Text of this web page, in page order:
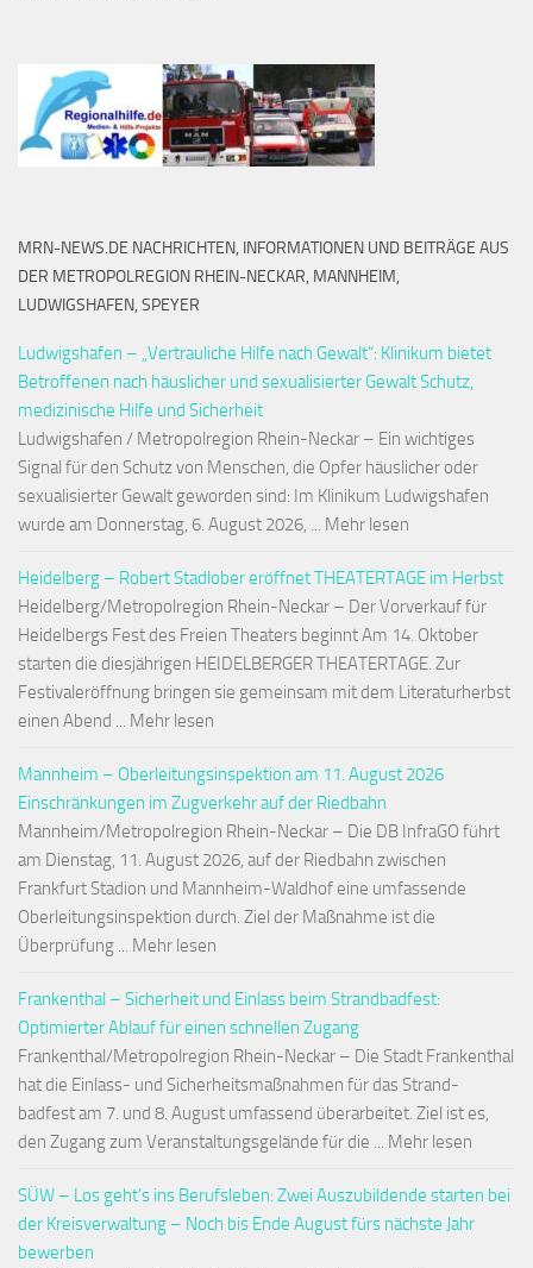
MRN-NEWS.DE NACHRICHTEN, INFORMATIONEN UND BEITRÄGE AUS
DER METROPOLREGION RHEIN-NECKAR, MANNHEIM,
LUDWIGSHAFEN, SPEYER
Ludwigshafen – „Vertrauliche Hilfe nach Gewalt“: Klinikum bietet
Betroffenen nach häuslicher und sexualisierter Gewalt Schutz,
medizinische Hilfe und Sicherheit
Ludwigshafen / Metropolregion Rhein-Neckar – Ein wichtiges
Signal für den Schutz von Menschen, die Opfer häuslicher oder
sexualisierter Gewalt geworden sind: Im Klinikum Ludwigshafen
wurde am Donnerstag, 6. August 2026, ... Mehr lesen
Heidelberg – Robert Stadlober eröffnet THEATERTAGE im Herbst
Heidelberg/Metropolregion Rhein-Neckar – Der Vorverkauf für
Heidelbergs Fest des Freien Theaters beginnt Am 14. Oktober
starten die diesjährigen HEIDELBERGER THEATERTAGE. Zur
Festivaleröffnung bringen sie gemeinsam mit dem Literaturherbst
einen Abend ... Mehr lesen
Mannheim – Oberleitungsinspektion am 11. August 2026
Einschränkungen im Zugverkehr auf der Riedbahn
Mannheim/Metropolregion Rhein-Neckar – Die DB InfraGO führt
am Dienstag, 11. August 2026, auf der Riedbahn zwischen
Frankfurt Stadion und Mannheim-Waldhof eine umfassende
Oberleitungsinspektion durch. Ziel der Maßnahme ist die
Überprüfung ... Mehr lesen
Frankenthal – Sicherheit und Einlass beim Strandbadfest:
Optimierter Ablauf für einen schnellen Zugang
Frankenthal/Metropolregion Rhein-Neckar – Die Stadt Frankenthal
hat die Einlass- und Sicherheitsmaßnahmen für das Strand-
badfest am 7. und 8. August umfassend überarbeitet. Ziel ist es,
den Zugang zum Veranstaltungsgelände für die ... Mehr lesen
SÜW – Los geht’s ins Berufsleben: Zwei Auszubildende starten bei
der Kreisverwaltung – Noch bis Ende August fürs nächste Jahr
bewerben